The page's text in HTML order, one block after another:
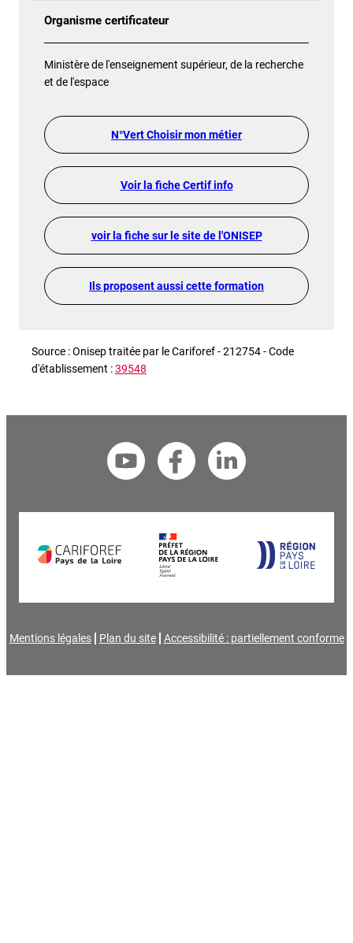
Organisme certificateur
Ministère de l'enseignement supérieur, de la recherche
et de l'espace
N°Vert Choisir mon métier
Voir la fiche Certif info
voir la fiche sur le site de l'ONISEP
Ils proposent aussi cette formation
Source : Onisep traitée par le Cariforef - 212754 - Code
d'établissement :39548
Mentions légales Plan du site Accessibilité : partiellement conforme